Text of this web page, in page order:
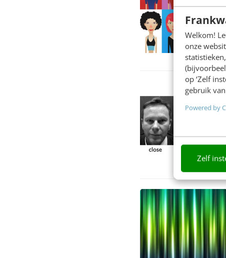
Welkom!
onze
op ‘Zelf
gebruik
Powered by
Zelf